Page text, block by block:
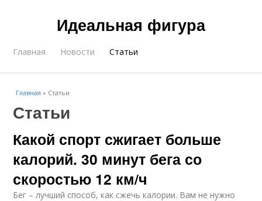
Идеальная фигура
Главная Новости Статьи
Главная » Статьи
Статьи
Какой спорт сжигает больше
калорий. 30 минут бега со
скоростью 12 км/ч
Бег – лучший способ, как сжечь калории. Вам не нужно